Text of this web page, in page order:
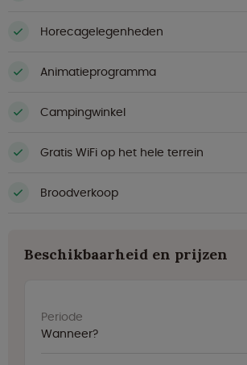
Horecagelegenheden
Animatieprogramma
Campingwinkel
Gratis WiFi op het hele terrein
Broodverkoop
Beschikbaarheid en prijzen
Periode
Wanneer?